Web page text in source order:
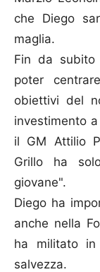
che Diego
maglia.
Fin da
poter
obiettivi del
investimento
il GM Attilio
Grillo ha
giovane".
Diego ha
anche nella
ha militato in
salvezza.